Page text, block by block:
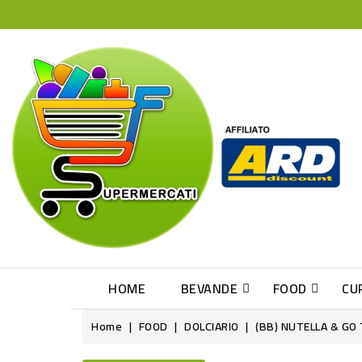
HOME BEVANDE FOOD
Home FOOD DOLCIARIO (BB) NUTELLA &